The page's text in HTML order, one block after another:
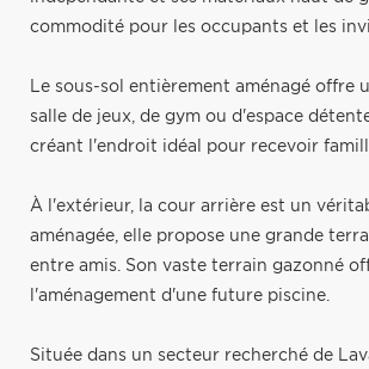
commodité pour les occupants et les
Le sous-sol entièrement aménagé offre
salle de jeux, de gym ou d'espace
créant l'endroit idéal pour recevoir
À l'extérieur, la cour arrière est un
aménagée, elle propose une grande
entre amis. Son vaste terrain gazonné
l'aménagement d'une future piscine.
Située dans un secteur recherché de